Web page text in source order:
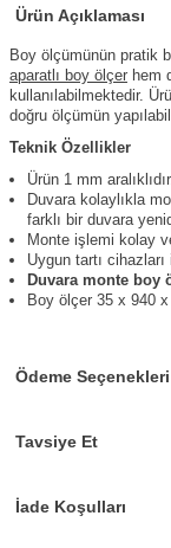
Ürün Açıklaması
Boy ölçümünün pratik
aparatlı boy ölçer hem
kullanılabilmektedir.
doğru ölçümün
Teknik Özellikler
Ürün 1 mm
Duvara kolaylıkla
farklı bir duvara
Monte işlemi kolay
Uygun tartı
Duvara monte boy
Boy ölçer 35 x 940
Ödeme Seçenekleri
Tavsiye Et
İade Koşulları